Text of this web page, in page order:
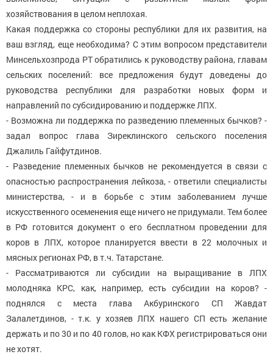
хозяйствования в целом неплохая.
Какая поддержка со стороны республики для их развития, на
ваш взгляд, еще необходима? С этим вопросом представители
Минсельхозпрода РТ обратились к руководству района, главам
сельских поселений: все предложения будут доведены до
руководства республики для разработки новых форм и
направлений по субсидированию и поддержке ЛПХ.
- Возможна ли поддержка по разведению племенных бычков? -
задал вопрос глава Зиреклинского сельского поселения
Джалиль Гайфутдинов.
- Разведение племенных бычков не рекомендуется в связи с
опасностью распространения лейкоза, - ответили специалисты
министерства, - и в борьбе с этим заболеванием лучше
искусственного осеменения еще ничего не придумали. Тем более
в РФ готовится документ о его бесплатном проведении для
коров в ЛПХ, которое планируется ввести в 22 молочных и
мясных регионах РФ, в т.ч. Татарстане.
- Рассматриваются ли субсидии на выращивание в ЛПХ
молодняка КРС, как, например, есть субсидии на коров? -
поднялся с места глава Акбуринского СП Жавдат
Залалетдинов, - т.к. у хозяев ЛПХ нашего СП есть желание
держать и по 30 и по 40 голов, но как КФХ регистрироваться они
не хотят.